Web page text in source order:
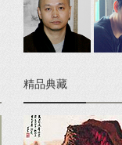
精品典藏